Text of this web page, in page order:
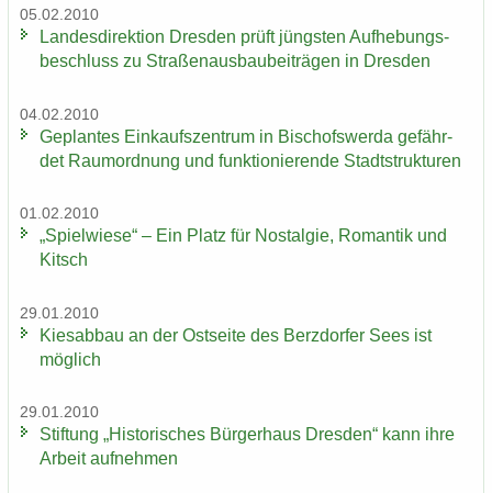
05.02.2010
Lan­des­di­rek­ti­on Dres­den prüft jüngs­ten Auf­he­bungs­
be­schluss zu Stra­ßen­aus­bau­bei­trä­gen in Dres­den
04.02.2010
Ge­plan­tes Ein­kaufs­zen­trum in Bi­schofs­wer­da ge­fähr­
det Raum­ord­nung und funk­tio­nie­ren­de Stadt­struk­tu­ren
01.02.2010
„Spiel­wie­se“ – Ein Platz für Nost­al­gie, Ro­man­tik und
Kitsch
29.01.2010
Kies­ab­bau an der Ost­sei­te des Berz­dor­fer Sees ist
mög­lich
29.01.2010
Stif­tung „His­to­ri­sches Bür­ger­haus Dres­den“ kann ihre
Ar­beit auf­neh­men